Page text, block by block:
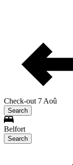
Check-out 7 Aoû
Search
Belfort
Search